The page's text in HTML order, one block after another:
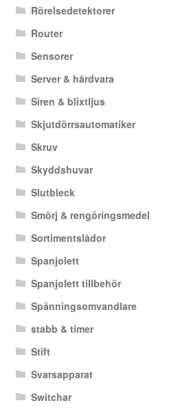
Rörelsedetektorer
Router
Sensorer
Server & hårdvara
Siren & blixtljus
Skjutdörrsautomatiker
Skruv
Skyddshuvar
Slutbleck
Smörj & rengöringsmedel
Sortimentslådor
Spanjolett
Spanjolett tillbehör
Spänningsomvandlare
stabb & timer
Stift
Svarsapparat
Switchar